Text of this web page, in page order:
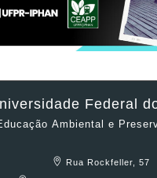
Federal
Ambiental e
Rua Rockfeller, 57